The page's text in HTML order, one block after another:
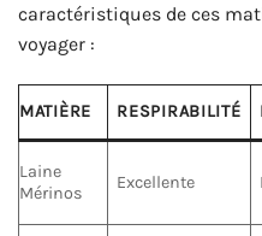
caractéristiques de ces
voyager :
MATIÈRE RESPIRABILITÉ
Laine
Mérinos
Excellente